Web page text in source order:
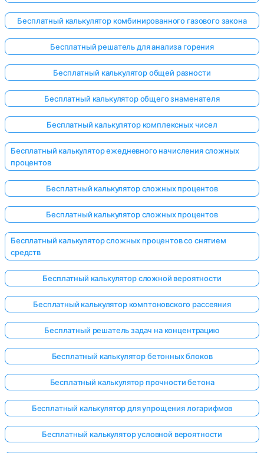
Бесплатный калькулятор комбинированного газового закона
Бесплатный решатель для анализа горения
Бесплатный калькулятор общей разности
Бесплатный калькулятор общего знаменателя
Бесплатный калькулятор комплексных чисел
Бесплатный калькулятор ежедневного начисления сложных
процентов
Бесплатный калькулятор сложных процентов
Бесплатный калькулятор сложных процентов
Бесплатный калькулятор сложных процентов со снятием
средств
Бесплатный калькулятор сложной вероятности
Бесплатный калькулятор комптоновского рассеяния
Бесплатный решатель задач на концентрацию
Бесплатный калькулятор бетонных блоков
Бесплатный калькулятор прочности бетона
Бесплатный калькулятор для упрощения логарифмов
Бесплатный калькулятор условной вероятности